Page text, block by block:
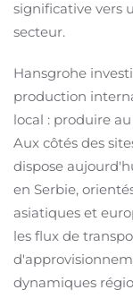
significative vers
secteur.
Hansgrohe
production
local : produire
Aux côtés des
dispose
en Serbie,
asiatiques et
les flux de
dynamiques